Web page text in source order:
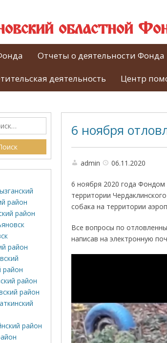
областной
Отчеты о деятельности Фонда
деятельность Центр
6 ноября
admin 06.11.2020
6 ноября 2020 года
территории
собака на территории
Все вопросы по
написав на электронную
район
район
район
район
район
район
район